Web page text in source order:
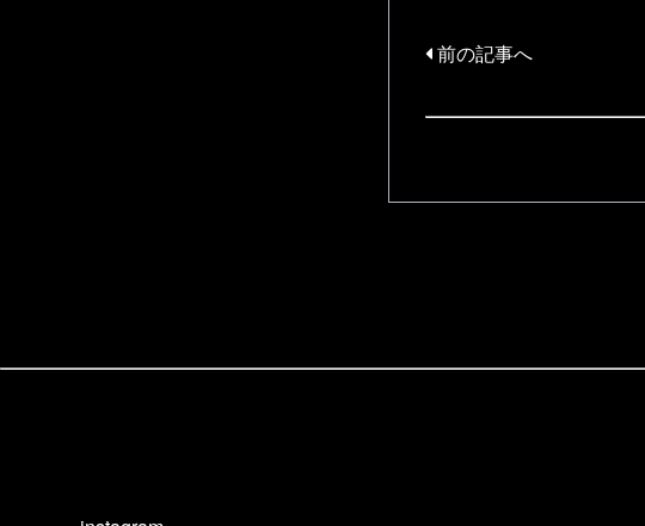
前の記事へ